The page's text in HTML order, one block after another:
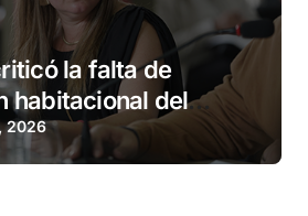
la falta de
habitacional del
deja afuera a
más de 20 años
2026